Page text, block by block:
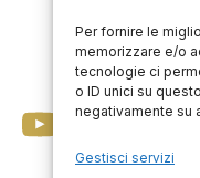
Per fornire le
memorizzare e/o
tecnologie ci
o ID unici su
negativamente su
Gestisci servizi